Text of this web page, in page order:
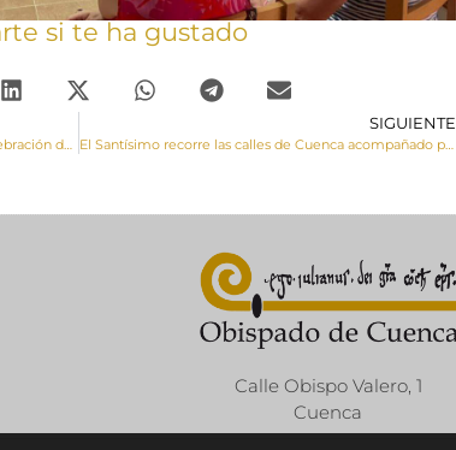
si te ha gustado
Cáritas Diocesana de Cuenca comparte la celebración del Corpus Christi con la comunidad parroquial de Mira acompañados por Manuel Bretón, presidente de Cáritas española
SIGUIENTE
El Santísimo recorre las calles de Cuenca acompañado por cientos de personas en la Fiesta del Santísimo Cuerpo y Sangre de Cristo
Calle Obispo Valero, 1
Cuenca